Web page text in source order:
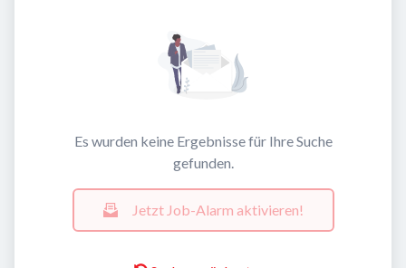
Es wurden keine Ergebnisse für Ihre Suche
gefunden.
Jetzt Job-Alarm aktivieren!